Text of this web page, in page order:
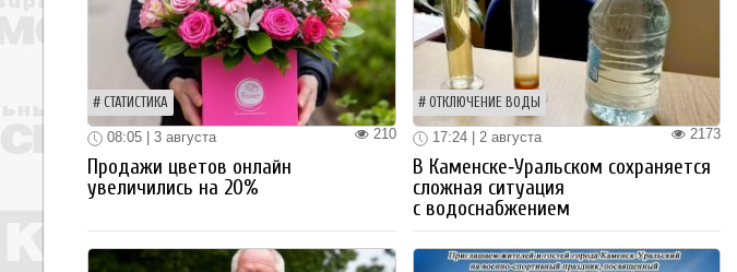
СТАТИСТИКА
210
08:05 | 3 августа
Продажи цветов онлайн
увеличились на 20%
ОТКЛЮЧЕНИЕ ВОДЫ
2173
17:24 | 2 августа
В Каменске‑Уральском сохраняется
сложная ситуация
с водоснабжением